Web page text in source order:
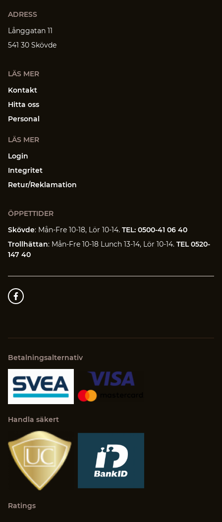
ADRESS
Långgatan 11
541 30 Skövde
LÄS MER
Kontakt
Hitta oss
Personal
LÄS MER
Login
Integritet
Retur/Reklamation
ÖPPETTIDER
Skövde: Mån-Fre 10-18, Lör 10-14. TEL: 0500-41 06 40
Trollhättan: Mån-Fre 10-18 Lunch 13-14, Lör 10-14. TEL 0520-
147 40
Betalningsalternativ
Handla säkert
Ratings